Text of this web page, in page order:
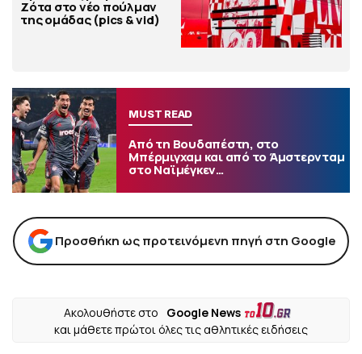
Ζότα στο νέο πούλμαν
της ομάδας (pics & vid)
MUST READ
Από τη Βουδαπέστη, στο
Μπέρμιγχαμ και από το Άμστερνταμ
στο Ναϊμέγκεν…
Προσθήκη ως προτεινόμενη πηγή στη Google
Ακολουθήστε στο
Google News
και μάθετε πρώτοι όλες τις αθλητικές ειδήσεις